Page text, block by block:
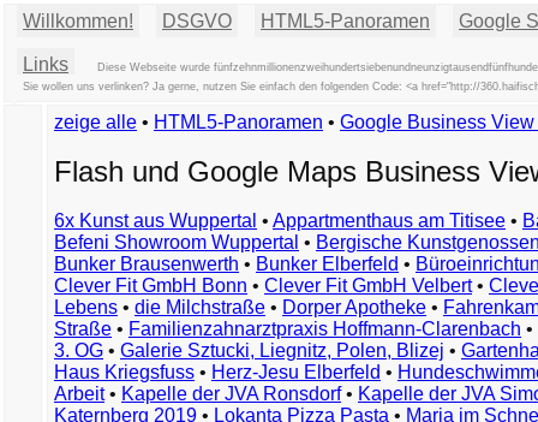
Willkommen! DSGVO HTML5-Panoramen Google
Links
Diese Webseite wurde
Sie wollen uns verlinken? Ja gerne, nutzen Sie einfach den folgenden Code: <a href="http://
zeige alle • HTML5-Panoramen • Google Business
Flash und Google Maps Business
6x Kunst aus Wuppertal • Appartmenthaus am Titisee •
Befeni Showroom Wuppertal • Bergische
Bunker Brausenwerth • Bunker Elberfeld •
Clever Fit GmbH Bonn • Clever Fit GmbH Velbert•
Lebens • die Milchstraße • Dorper Apotheke •
Straße • Familienzahnarztpraxis Hoffmann-Clarenbach •
3. OG • Galerie Sztucki, Liegnitz, Polen, Blizej •
Haus Kriegsfuss • Herz-Jesu Elberfeld •
Arbeit• Kapelle der JVA Ronsdorf• Kapelle der JVA
Katernberg 2019 • Lokanta Pizza Pasta • Maria im